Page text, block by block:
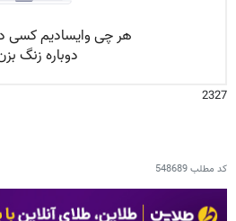
2327
کد مطلب548689